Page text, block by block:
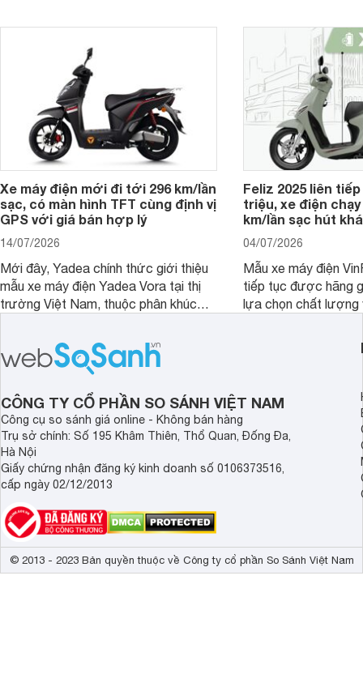
này tiếp tục là
điện đáng chú ý
thông.
Xe máy điện mới đi tới 296 km/lần
sạc, có màn hình TFT cùng định vị
GPS với giá bán hợp lý
14/07/2026
Mới đây, Yadea chính thức giới thiệu
mẫu xe máy điện Yadea Vora tại thị
trường Việt Nam, thuộc phân khúc
hướng đến nhu cầu di chuyển hằng
ngày của người dùng.
Feliz 2025 liên
triệu, xe điện
km/lần sạc hút
04/07/2026
Mẫu xe máy điện
tiếp tục được hãng
lựa chọn chất lượng
CÔNG TY CỔ PHẦN SO SÁNH VIỆT NAM
Công cụ so sánh giá online - Không bán hàng
Trụ sở chính: Số 195 Khâm Thiên, Thổ Quan, Đống Đa,
Hà Nội
Giấy chứng nhận đăng ký kinh doanh số 0106373516,
cấp ngày 02/12/2013
© 2013 - 2023 Bản quyền thuộc về Công ty cổ phần So Sánh Việt Nam